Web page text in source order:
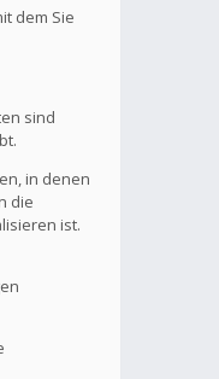
dem Sie
sind
in denen
die
ist.